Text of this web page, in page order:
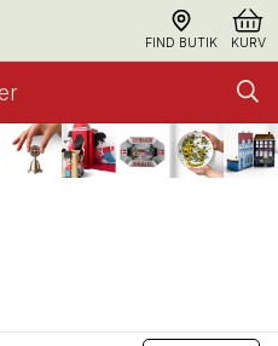
FIND BUTIK KURV